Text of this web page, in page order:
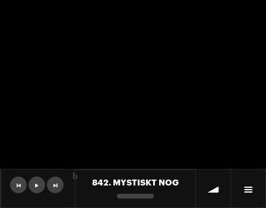
842. MYSTISKT NOG
b